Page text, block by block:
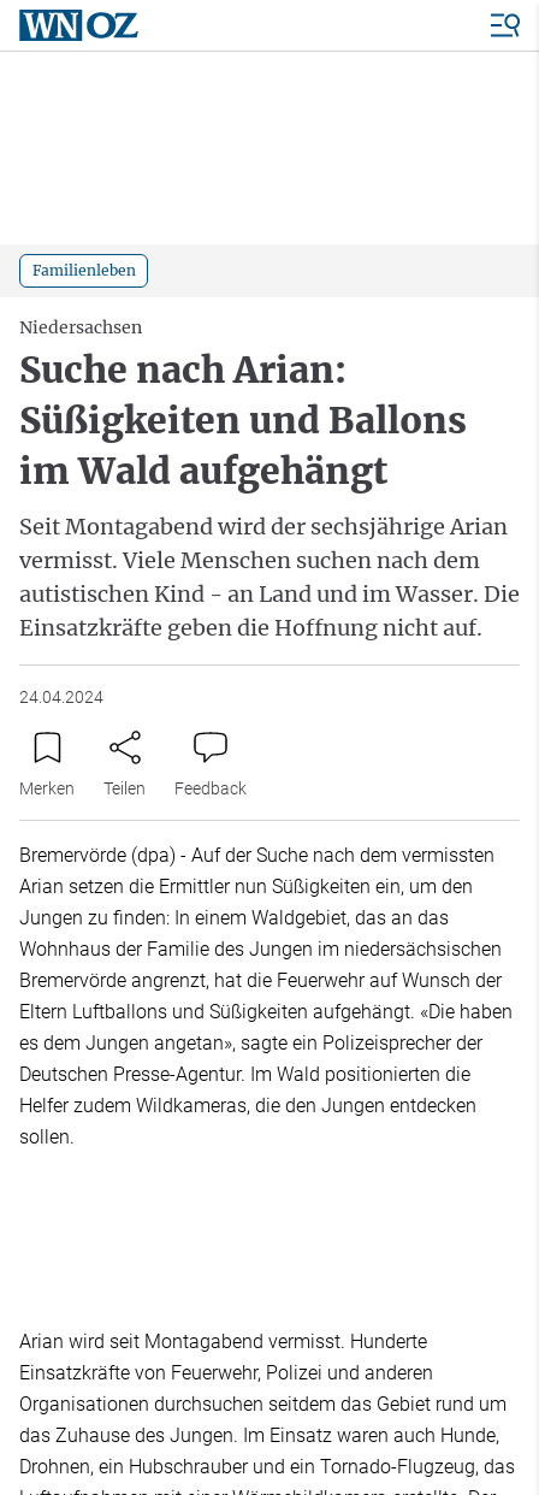
Familienleben
Niedersachsen
Suche nach Arian:
Süßigkeiten und Ballons
im Wald aufgehängt
Seit Montagabend wird der sechsjährige Arian
vermisst. Viele Menschen suchen nach dem
autistischen Kind - an Land und im Wasser. Die
Einsatzkräfte geben die Hoffnung nicht auf.
24.04.2024
Merken Teilen Feedback
Bremervörde (dpa) - Auf der Suche nach dem vermissten
Arian setzen die Ermittler nun Süßigkeiten ein, um den
Jungen zu finden: In einem Waldgebiet, das an das
Wohnhaus der Familie des Jungen im niedersächsischen
Bremervörde angrenzt, hat die Feuerwehr auf Wunsch der
Eltern Luftballons und Süßigkeiten aufgehängt. «Die haben
es dem Jungen angetan», sagte ein Polizeisprecher der
Deutschen Presse-Agentur. Im Wald positionierten die
Helfer zudem Wildkameras, die den Jungen entdecken
sollen.
Arian wird seit Montagabend vermisst. Hunderte
Einsatzkräfte von Feuerwehr, Polizei und anderen
Organisationen durchsuchen seitdem das Gebiet rund um
das Zuhause des Jungen. Im Einsatz waren auch Hunde,
Drohnen, ein Hubschrauber und ein Tornado-Flugzeug, das